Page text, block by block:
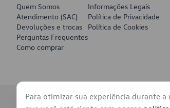
Quem Somos
Atendimento (SAC)
Devoluções e trocas
Perguntas Frequentes
Como comprar
Informações Legais
Política de Privacidade
Política de Cookies
Para otimizar sua experiência durante